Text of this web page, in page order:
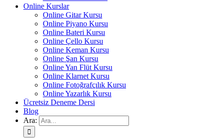
Online Kurslar
Online Gitar Kursu
Online Piyano Kursu
Online Bateri Kursu
Online Çello Kursu
Online Keman Kursu
Online Şan Kursu
Online Yan Flüt Kursu
Online Klarnet Kursu
Online Fotoğrafçılık Kursu
Online Yazarlık Kursu
Ücretsiz Deneme Dersi
Blog
Ara: